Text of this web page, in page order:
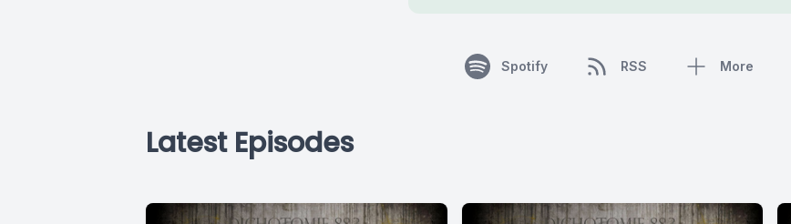
Spotify RSS More
Latest Episodes